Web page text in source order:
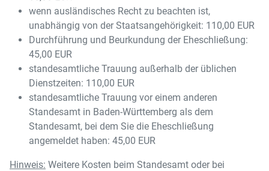
wenn ausländisches Recht zu beachten ist,
unabhängig von der Staatsangehörigkeit: 110,00 EUR
Durchführung und Beurkundung der Eheschließung:
45,00 EUR
standesamtliche Trauung außerhalb der üblichen
Dienstzeiten: 110,00 EUR
standesamtliche Trauung vor einem anderen
Standesamt in Baden-Württemberg als dem
Standesamt, bei dem Sie die Eheschließung
angemeldet haben: 45,00 EUR
Hinweis: Weitere Kosten beim Standesamt oder bei